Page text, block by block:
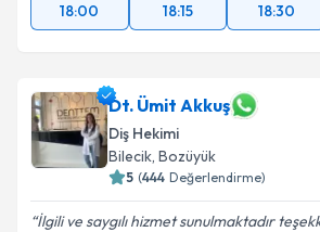
18:00
18:15 18:30
Dt. Ümit Akkuş
Diş Hekimi
Bilecik, Bozüyük
5 (444 Değerlendirme)
İlgili ve saygılı hizmet sunulmaktadır